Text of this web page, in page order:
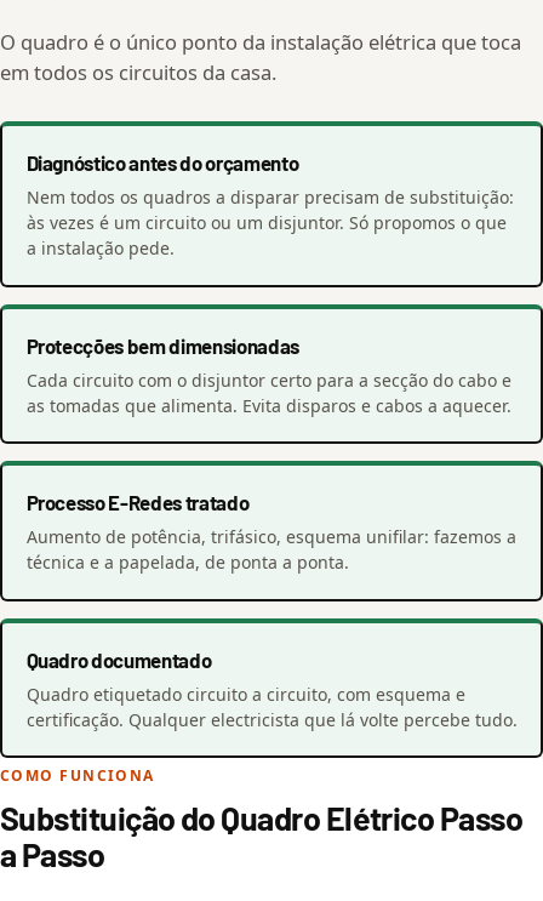
O quadro é o único ponto da instalação elétrica que toca
em todos os circuitos da casa.
Diagnóstico antes do orçamento
Nem todos os quadros a disparar precisam de substituição:
às vezes é um circuito ou um disjuntor. Só propomos o que
a instalação pede.
Protecções bem dimensionadas
Cada circuito com o disjuntor certo para a secção do cabo e
as tomadas que alimenta. Evita disparos e cabos a aquecer.
Processo E-Redes tratado
Aumento de potência, trifásico, esquema unifilar: fazemos a
técnica e a papelada, de ponta a ponta.
Quadro documentado
Quadro etiquetado circuito a circuito, com esquema e
certificação. Qualquer electricista que lá volte percebe tudo.
COMO FUNCIONA
Substituição do Quadro Elétrico Passo
a Passo